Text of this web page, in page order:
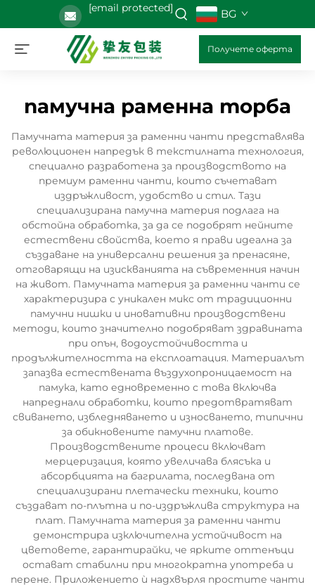
[email protected] BG
Получете оферта
памучна раменна торба
Памучната материя за раменни чанти представлява
революционен напредък в текстилната технология,
специално разработена за производството на
премиум раменни чанти, които съчетават
издръжливост, удобство и стил. Тази
специализирана памучна материя подлага на
обстойна обработка, за да се подобрят нейните
естествени свойства, което я прави идеална за
създаване на универсални решения за пренасяне,
отговарящи на изискванията на съвременния начин
на живот. Памучната материя за раменни чанти се
характеризира с уникален микс от традиционни
памучни нишки и иновативни производствени
методи, които значително подобряват здравината
при опън, водоустойчивостта и
продължителността на експлоатация. Материалът
запазва естествената въздухопроницаемост на
памука, като едновременно с това включва
напреднали обработки, които предотвратяват
свиването, избледняването и износването, типични
за обикновените памучни платове.
Производствените процеси включват
мерцеризация, която увеличава блясъка и
абсорбцията на багрилата, последвана от
специализирани плетачески техники, които
създават по-плътна и по-издръжлива структура на
плат. Памучната материя за раменни чанти
демонстрира изключителна устойчивост на
цветовете, гарантирайки, че ярките оттенъци
остават стабилни при многократна употреба и
перене. Приложението ѝ надхвърля простите чанти